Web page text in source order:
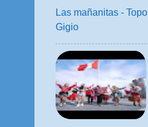
Las mañanitas - Topo
Gigio